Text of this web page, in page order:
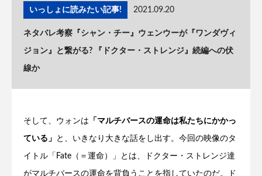
いっしょに読みたい記事! 2021.09.20
ネタバレ考察『シャン・チー』ウェンウーが『ワンダヴィ
ジョン』と繋がる? 『ドクター・ストレンジ』続編への伏
線か
そして、ウォンは 「マルチバースの運命は私たちにかかっ
ている」 と、いきなり大きな話をし出す。今回の映像のタ
イトル「Fate（＝運命）」とは、ドクター・ストレンジ達
がマルチバースの運命を背負うことを指していたのだ。ド